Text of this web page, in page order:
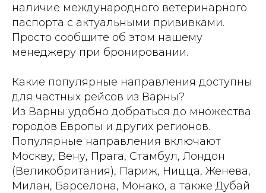
наличие международного ветеринарного
паспорта с актуальными прививками.
Просто сообщите об этом нашему
менеджеру при бронировании.
Какие популярные направления доступны
для частных рейсов из Варны?
Из Варны удобно добраться до множества
городов Европы и других регионов.
Популярные направления включают
Москву, Вену, Прага, Стамбул, Лондон
(Великобритания), Париж, Ницца, Женева,
Милан, Барселона, Монако, а также Дубай